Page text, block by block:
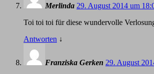
Merlinda 29. August 2014 um
Toi toi toi für diese wundervolle
Antworten ↓
Franziska Gerken 29. August